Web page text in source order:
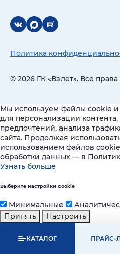
КАТАЛОГ ПРАЙС-
© 2026 ГК «Взлет». Все
Политика
Мы используем файлы cookie
для персонализации
предпочтений, анализа
сайта. Продолжая
использованием файлов
обработки данных — в
Узнать больше
Выберите настройки cookie
Минимальные
Принять
Настроить